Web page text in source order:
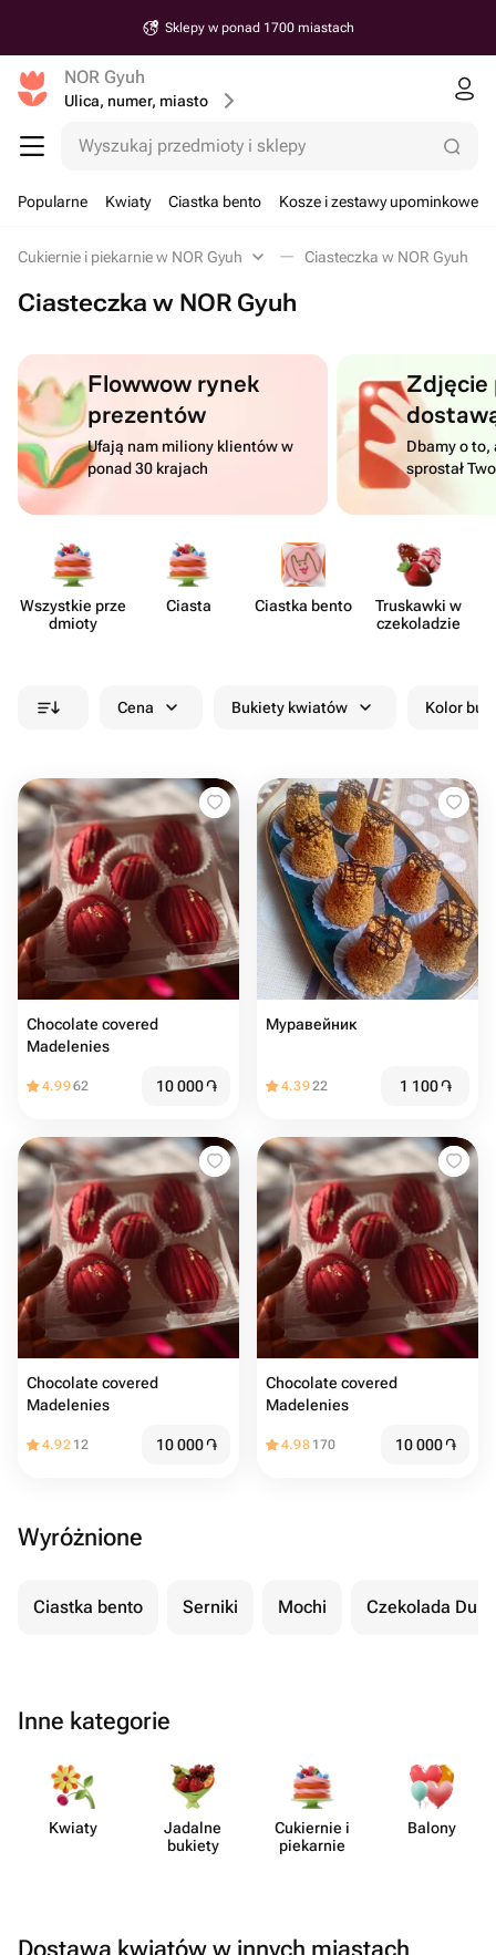
Sklepy w ponad 1700 miastach
NOR Gyuh
Ulica, numer, miasto
Wyszukaj przedmioty i sklepy
Popularne Kwiaty Ciastka bento Kosze i zestawy upominkowe
Cukiernie i piekarnie w NOR Gyuh Ciasteczka w NOR Gyuh
Ciasteczka w NOR Gyuh
Flowwow rynek
prezentów
Ufają nam miliony klientów w
ponad 30 krajach
Dbamy o to,
sprostał
Wszystkie prze​
dmioty
Ciasta Ciastka bento
Truskawki w
czeko​ladzie
Cena Bukiety kwiatów Kolor
Chocolate covered
Madelenies
4.9962 10 000֏
Муравейник
4.3922 1 100֏
Chocolate covered
Madelenies
4.92 12 10 000֏
Chocolate covered
Madelenies
4.98 170 10 000֏
Wyróżnione
Ciastka bento Serniki Mochi Czekolada
Inne kategorie
Kwiaty
Jadalne
bukiety
Cukiernie i
piekarnie
Balony
Dostawa kwiatów w innych miastach